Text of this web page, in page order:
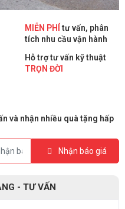
MIỄN PHÍ tư vấn, phân
tích nhu cầu vận hành
Hỗ trợ tư vấn kỹ thuật
TRỌN ĐỜI
và nhận nhiều quà tặng hấp
Nhận báo giá
- TƯ VẤN